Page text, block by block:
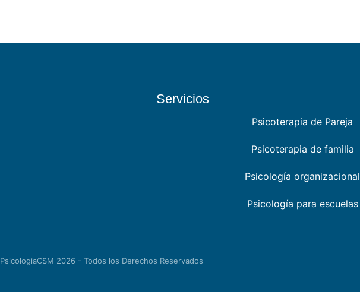
Servicios
Psicoterapia de Pareja
Psicoterapia de familia
Psicología organizacional
Psicología para escuelas
PsicologiaCSM 2026 - Todos los Derechos Reservados